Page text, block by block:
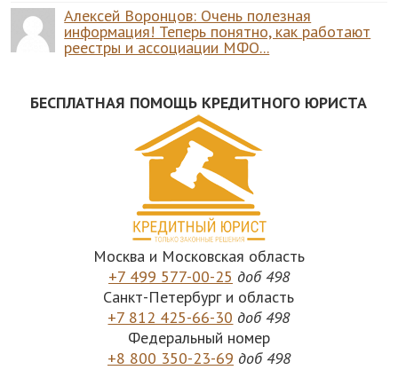
Алексей Воронцов: Очень полезная
информация! Теперь понятно, как работают
реестры и ассоциации МФО...
БЕСПЛАТНАЯ ПОМОЩЬ КРЕДИТНОГО ЮРИСТА
Москва и Московская область
+7 499 577-00-25 доб 498
Санкт-Петербург и область
+7 812 425-66-30 доб 498
Федеральный номер
+8 800 350-23-69 доб 498